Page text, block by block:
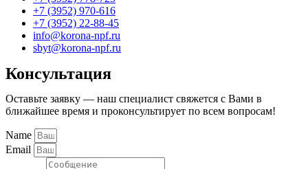
+7 (3952) 970-616
+7 (3952) 22-88-45
info@korona-npf.ru
sbyt@korona-npf.ru
Консультация
Оставьте заявку — наш специалист свяжется с Вами в
ближайшее время и проконсультирует по всем вопросам!
Name
Email